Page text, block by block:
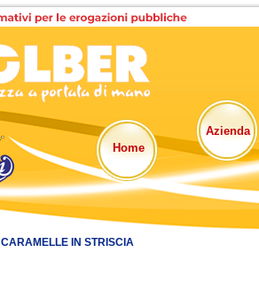
Home
Azienda
CARAMELLE IN STRISCIA